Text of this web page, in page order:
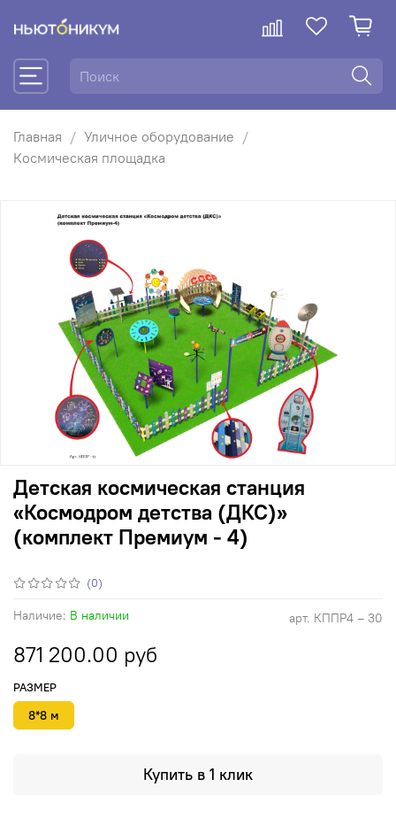
Главная
Уличное оборудование
Космическая площадка
(0)
арт. КППР4 – 30
Наличие: В наличии
Детская космическая станция
«Космодром детства (ДКС)»
(комплект Премиум - 4)
871 200.00 руб
Купить в 1 клик
РАЗМЕР
8*8 м